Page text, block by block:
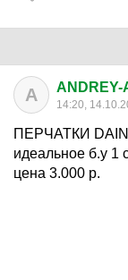
A ANDREY-
14:20,
ПЕРЧАТКИ
идеальное б.у 1
цена 3.000 р.